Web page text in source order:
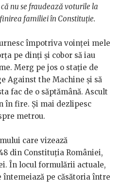
nu se fraudează voturile la
familiei în Constituție.
urnesc împotriva voinței mele
pe dinți și cobor să iau
Merg pe jos o stație de
Against the Machine și să
fac de o săptămână. Ascult
în fire. Și mai dezlipesc
metrou.
care vizează
din Constituția României,
În locul formulării actuale,
întemeiază pe căsătoria între